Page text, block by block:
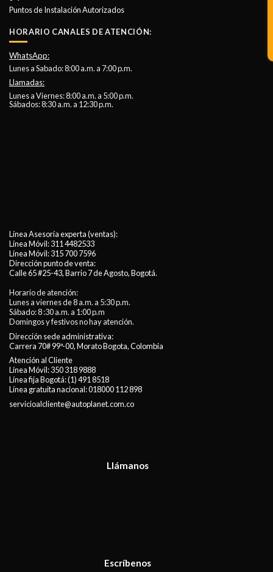
Puntos de Instalación Autorizados
HORARIO CANALES DE ATENCIÓN:
WhatsApp:
Lunes a Sabado: 8:00 a.m. a 7:00 p.m.
Llamadas:
Lunes a Viernes: 8:00 a.m. a 5:00 p.m.
Sábados: 8:30 a.m. a 12:30 p.m.
Línea Asesoría experta (ventas):
Línea Móvil:311 4482533
Línea Móvil:315 700 7596
Dirección punto de venta:
Calle 65 #25-43, Barrio 7 de Agosto, Bogotá.
Horario de atención:
Lunes a viernes de 8 a.m. a 5:30 p.m.
Sábado: 8 :30 a.m. a 1:00 p.m
Domingos y festivos no hay atención.
Dirección sede administrativa:
Carrera 70# 99ª-00, Morato Bogota, Colombia
Atención al Cliente
Línea Móvil:350 318 9888
Línea fija Bogotá:(1) 491 8518
Línea gratuita nacional:018000 112 898
servicioalcliente@autoplanet.com.co
Llámanos
Escríbenos